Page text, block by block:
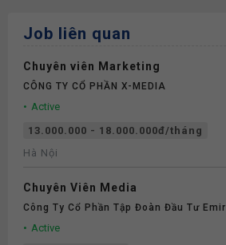
Job liên quan
Chuyên viên Marketing
CÔNG TY CỔ PHẦN X-MEDIA
Active
13.000.000 - 18.000.000đ/tháng
Hà Nội
Chuyên Viên Media
Công Ty Cổ Phần Tập Đoàn Đầu Tư Emir
Active